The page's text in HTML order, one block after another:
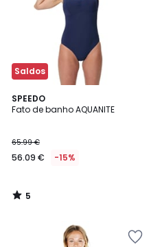
Saldos
SPEEDO
Fato de banho AQUANITE
€
em
de
65.99
65.99 €
56.09 € -15%
5
/
5
/